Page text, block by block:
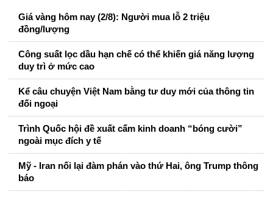
Giá vàng hôm nay (2/8): Người mua lỗ 2 triệu
đồng/lượng
Công suất lọc dầu hạn chế có thể khiến giá năng lượng
duy trì ở mức cao
Kể câu chuyện Việt Nam bằng tư duy mới của thông tin
đối ngoại
Trình Quốc hội đề xuất cấm kinh doanh “bóng cười”
ngoài mục đích y tế
Mỹ - Iran nối lại đàm phán vào thứ Hai, ông Trump thông
báo